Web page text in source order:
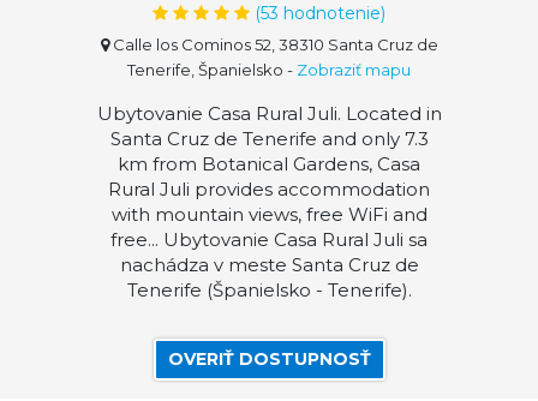
(53 hodnotenie)
Calle los Cominos 52, 38310 Santa Cruz de
Tenerife, Španielsko - Zobraziť mapu
Ubytovanie Casa Rural Juli. Located in
Santa Cruz de Tenerife and only 7.3
km from Botanical Gardens, Casa
Rural Juli provides accommodation
with mountain views, free WiFi and
free... Ubytovanie Casa Rural Juli sa
nachádza v meste Santa Cruz de
Tenerife (Španielsko - Tenerife).
OVERIŤ DOSTUPNOSŤ